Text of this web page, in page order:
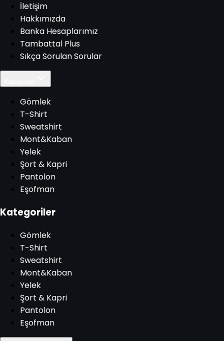
İletişim
Hakkımızda
Banka Hesaplarımız
Tambattal Plus
Sıkça Sorulan Sorular
Gömlek
T-Shirt
Sweatshirt
Mont&Kaban
Yelek
Şort & Kapri
Pantolon
Eşofman
Kategoriler
Gömlek
T-Shirt
Sweatshirt
Mont&Kaban
Yelek
Şort & Kapri
Pantolon
Eşofman